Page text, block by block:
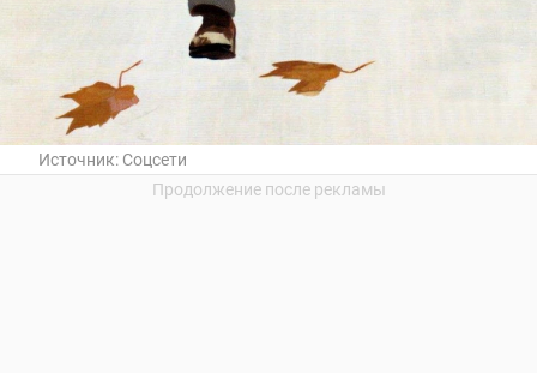
Источник: Соцсети